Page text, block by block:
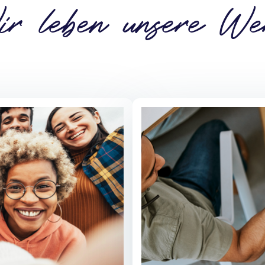
leben unsere